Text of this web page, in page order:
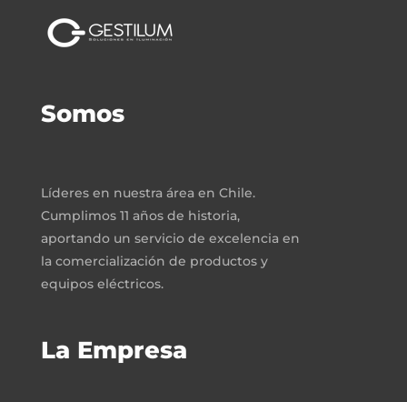
Somos
Líderes en nuestra área en Chile.
Cumplimos 11 años de historia,
aportando un servicio de excelencia en
la comercialización de productos y
equipos eléctricos.
La Empresa